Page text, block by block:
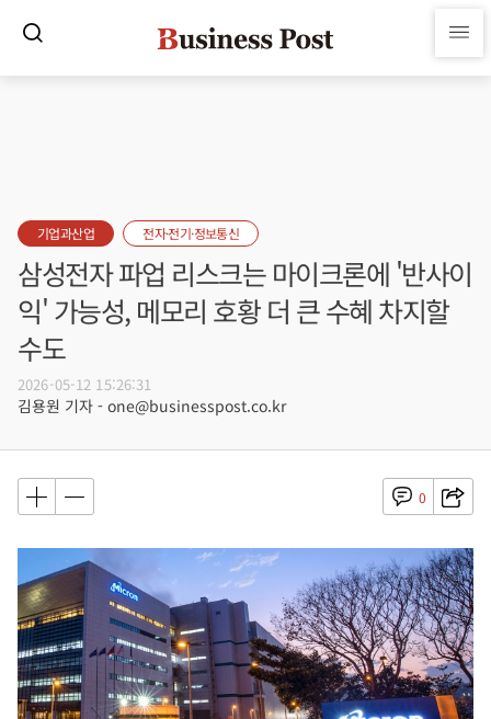
기업과산업 전자·전기·정보통신
삼성전자 파업 리스크는 마이크론에 '반사이
익' 가능성, 메모리 호황 더 큰 수혜 차지할
수도
2026-05-12 15:26:31
김용원 기자 - one@businesspost.co.kr
0